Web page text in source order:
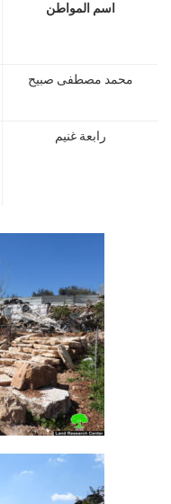
اسم المواطن
محمد مصطفى صبيح
رابعة غنيم